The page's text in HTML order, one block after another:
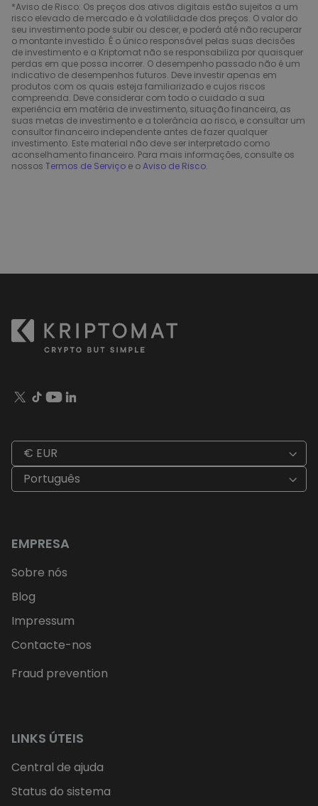
*Aviso de Risco: Os preços dos ativos digitais estão sujeitos a um
risco elevado de mercado e à volatilidade dos preços. O valor do
seu investimento pode subir ou descer, e poderá até não recuperar
o montante investido. É o único responsável pelas suas decisões
de investimento e a Kriptomat não se responsabiliza por quaisquer
perdas em que possa incorrer. O desempenho passado não é um
indicativo de desempenhos futuros. Deve investir apenas em
produtos com os quais esteja familiarizado e cujos riscos
compreenda. Deve considerar com todo o cuidado a sua
experiência em matéria de investimento, situação financeira, as
suas metas de investimento e a tolerância ao risco, e consultar um
consultor financeiro independente antes de fazer qualquer
investimento. Este material não deve ser interpretado como
aconselhamento financeiro. Para mais informações, consulte os
nossos Termos de Serviço e oAviso de Risco.
€ EUR
Português
EMPRESA
Sobre nós
Blog
Impressum
Contacte-nos
Fraud prevention
LINKS ÚTEIS
Central de ajuda
Status do sistema